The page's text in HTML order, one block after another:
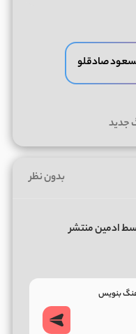
صادقلو
جدید
بدون نظر
ادمین منتشر